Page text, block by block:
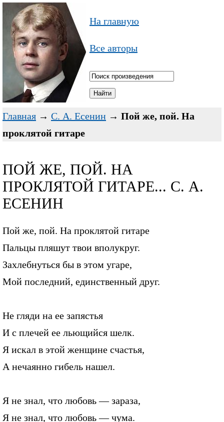
На главную
Все авторы
Главная → С. А. Есенин → Пой же, пой. На
проклятой гитаре
ПОЙ ЖЕ, ПОЙ. НА
ПРОКЛЯТОЙ ГИТАРЕ... С. А.
ЕСЕНИН
Пой же, пой. На проклятой гитаре
Пальцы пляшут твои вполукруг.
Захлебнуться бы в этом угаре,
Мой последний, единственный друг.
Не гляди на ее запястья
И с плечей ее льющийся шелк.
Я искал в этой женщине счастья,
А нечаянно гибель нашел.
Я не знал, что любовь — зараза,
Я не знал, что любовь — чума.